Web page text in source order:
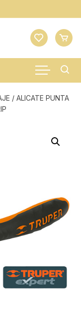
/ ALICATE PUNTA